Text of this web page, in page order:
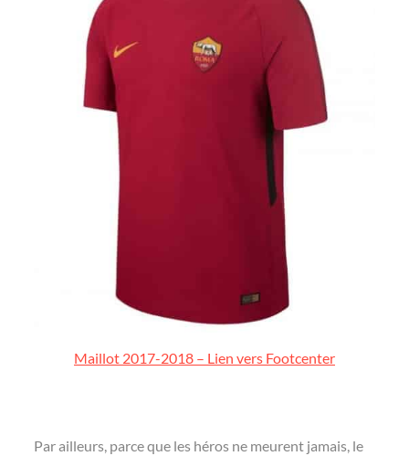
Maillot 2017-2018 – Lien vers Footcenter
Par ailleurs, parce que les héros ne meurent jamais, le